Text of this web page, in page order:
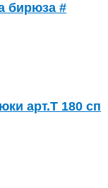
бирюза #
арт.Т 180 сп